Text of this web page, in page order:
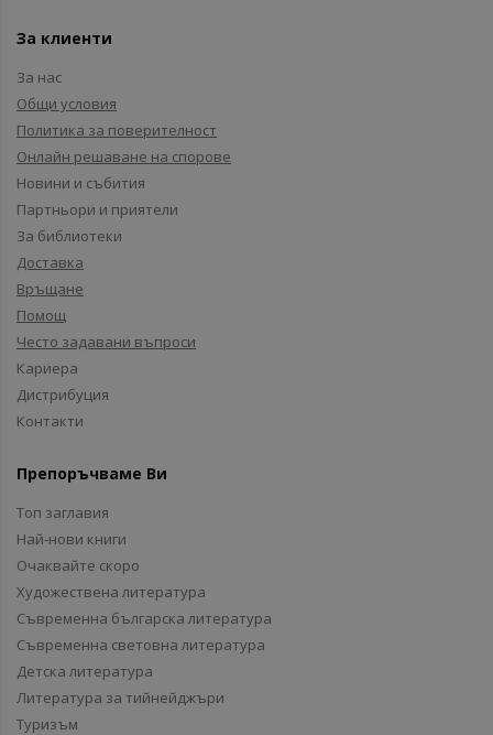
За клиенти
За нас
Общи условия
Политика за поверителност
Онлайн решаване на спорове
Новини и събития
Партньори и приятели
За библиотеки
Доставка
Връщане
Помощ
Често задавани въпроси
Кариера
Дистрибуция
Контакти
Препоръчваме Ви
Топ заглавия
Най-нови книги
Очаквайте скоро
Художествена литература
Съвременна българска литература
Съвременна световна литература
Детска литература
Литература за тийнейджъри
Туризъм